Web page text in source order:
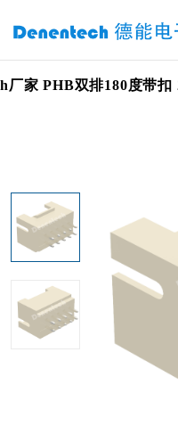
厂家 PHB双排180